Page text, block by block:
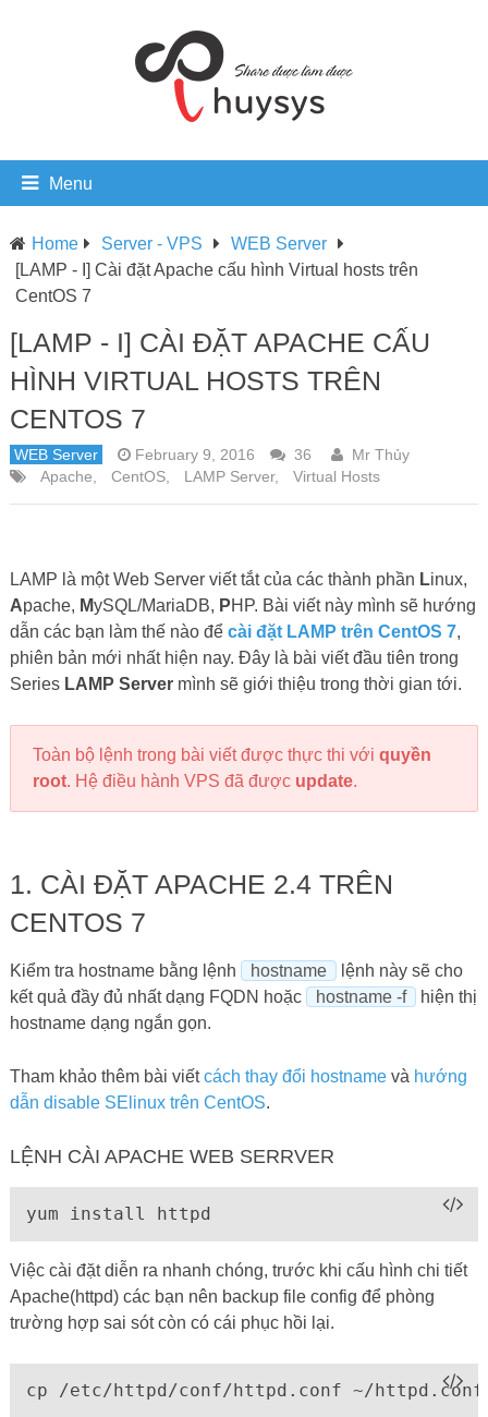
Menu
Home Server - VPS
WEB Server
[LAMP - I] Cài đặt Apache cấu hình Virtual hosts trên
CentOS 7
[LAMP - I] CÀI ĐẶT APACHE CẤU
HÌNH VIRTUAL HOSTS TRÊN
CENTOS 7
WEB Server February 9, 2016 36
Mr Thủy
Apache
CentOS, LAMP Server, Virtual Hosts
LAMP là một Web Server viết tắt của các thành phần Linux,
Apache, MySQL/MariaDB, PHP. Bài viết này mình sẽ hướng
dẫn các bạn làm thế nào để cài đặt LAMP trên CentOS 7,
phiên bản mới nhất hiện nay. Đây là bài viết đầu tiên trong
Series LAMP Servermình sẽ giới thiệu trong thời gian tới.
Toàn bộ lệnh trong bài viết được thực thi với quyền
root. Hệ điều hành VPS đã được update.
1. CÀI ĐẶT APACHE 2.4 TRÊN
CENTOS 7
Kiểm tra hostname bằng lệnh hostname
lệnh này sẽ cho
kết quả đầy đủ nhất dạng FQDN hoặc
hostname -f
hiện thị
hostname dạng ngắn gọn.
Tham khảo thêm bài viếtcách thay đổi hostnamevà hướng
dẫn disable SElinux trên CentOS.
LỆNH CÀI APACHE WEB SERRVER
yum install httpd
Việc cài đặt diễn ra nhanh chóng, trước khi cấu hình chi tiết
Apache(httpd) các bạn nên backup file config để phòng
trường hợp sai sót còn có cái phục hồi lại.
cp /etc/httpd/conf/httpd.conf ~/